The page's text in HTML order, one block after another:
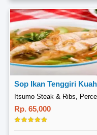
Rp. 65,000